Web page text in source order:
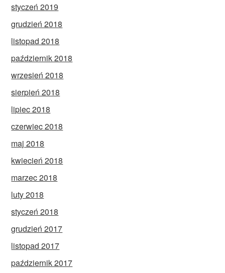
styczeń 2019
grudzień 2018
listopad 2018
październik 2018
wrzesień 2018
sierpień 2018
lipiec 2018
czerwiec 2018
maj 2018
kwiecień 2018
marzec 2018
luty 2018
styczeń 2018
grudzień 2017
listopad 2017
październik 2017